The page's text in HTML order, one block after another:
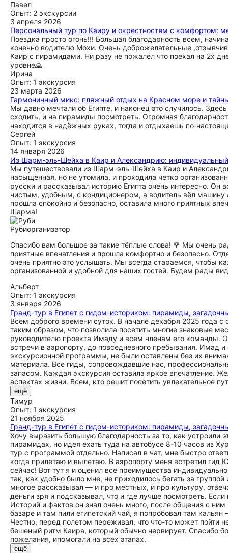
Павел
Опыт: 2 экскурсии
3 апреля 2026
Персональный тур по Каиру и окрестностям с комфортом:
Поездка просто огонь!!! Большая благодарность всем,
конечно водителю Мохи. Очень доброжелательные
Каир с пирамидами. Ни разу не пожалел что поехал на 2х
уровне🙏
Ирина
Опыт: 1 экскурсия
23 марта 2026
Гармоничный микс: пляжный отдых на Красном море и
Мы давно мечтали об Египте, и наконец это случилось.
сходить, и на пирамиды посмотреть. Огромная
находится в надёжных руках, тогда и отдыхаешь
Сергей
Опыт: 1 экскурсия
14 января 2026
Из Шарм-эль-Шейха в Каир и Александрию: индивидуальный
Мы путешествовали из Шарм-эль-Шейха в Каир и
насыщенная, но не утомила, и проходила четко
русски и рассказывал историю Египта очень интересно.
чистым, удобным, с кондиционером, а водитель вёл машину
прошла спокойно и безопасно, оставила много приятных
Шарма!
Рубиорганизатор
Спасибо вам большое за такие тёплые слова! 🌹 Мы очень
приятные впечатления и прошла комфортно и безопасно.
очень приятно это услышать. Мы всегда стараемся, чтобы
организованной и удобной для наших гостей. Будем рады
Альберт
Опыт: 1 экскурсия
3 января 2026
Гранд-тур в Египет с гидом-историком: пирамиды,
Всем доброго времени суток. В начале декабря 2025 года
таким образом, что позволила посетить многие знаковые
руководителю проекта Имаду и всем членам его команды.
встречи в аэропорту, до повседневного пребывания. Имад
экскурсионной программы, не были оставлены без их
материала. Все гиды, сопровождавшие нас,
запасом. Каждая экскурсия оставила яркое впечатление.
аспектах жизни. Всем, кто решит посетить увлекательное
ещё
Тимур
Опыт: 1 экскурсия
21 ноября 2025
Гранд-тур в Египет с гидом-историком: пирамиды,
Хочу выразить большую благодарность за то, как устроили
пирамидах, но идея ехать туда на автобусе 8-10 часов из
тур с программой отдельно. Написал в чат, мне быстро
когда прилетаю и вылетаю. В аэропорту меня встретил гид
сейчас! Вот тут я и оценил все преимущества
так, как удобно было мне, не приходилось бегать за
многое рассказывал — и про местных, и про культуру,
деньги зря и подсказывал, что и где лучше посмотреть.
Историй и фактов он знал очень много, после общения с
базаре и там пили египетский чай, я попробовал там
Честно, перед полетом переживал, что что-то может пойти
бешеный ритм Каира, который обычно нервирует. Спасибо
пожелания, ипомогали на всех этапах.
ещё